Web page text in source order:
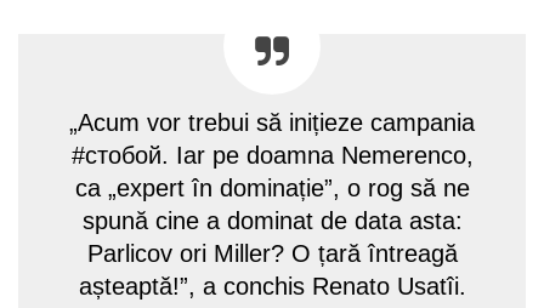
„Acum vor trebui să inițieze campania
#стобой. Iar pe doamna Nemerenco,
ca „expert în dominație”, o rog să ne
spună cine a dominat de data asta:
Parlicov ori Miller? O țară întreagă
așteaptă!”, a conchis Renato Usatîi.